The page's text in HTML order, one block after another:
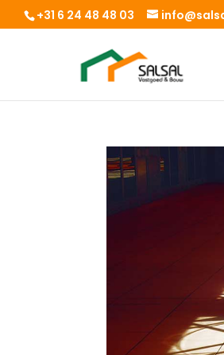
+31 6 24 48 48 03